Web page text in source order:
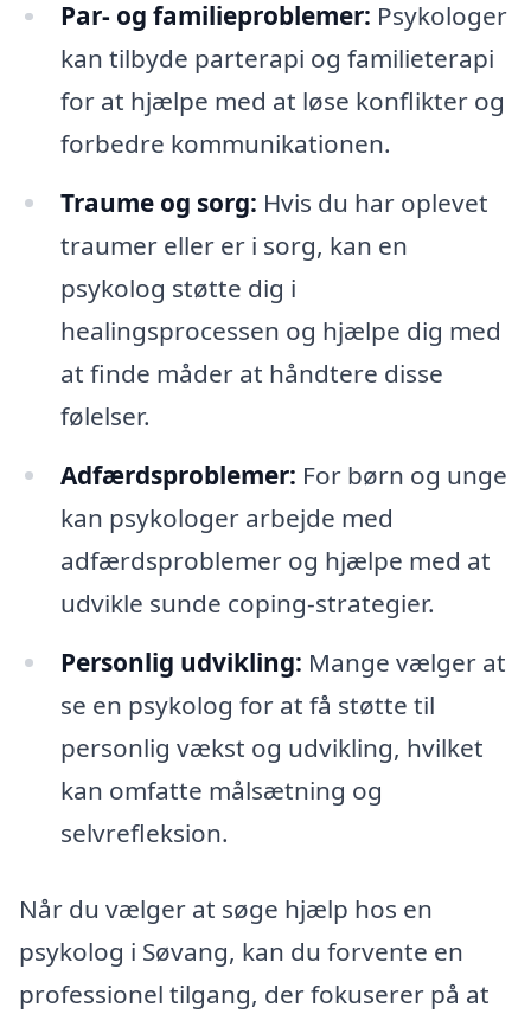
Par- og familieproblemer: Psykologer
kan tilbyde parterapi og familieterapi
for at hjælpe med at løse konflikter og
forbedre kommunikationen.
Traume og sorg: Hvis du har oplevet
traumer eller er i sorg, kan en
psykolog støtte dig i
healingsprocessen og hjælpe dig med
at finde måder at håndtere disse
følelser.
Adfærdsproblemer: For børn og unge
kan psykologer arbejde med
adfærdsproblemer og hjælpe med at
udvikle sunde coping-strategier.
Personlig udvikling: Mange vælger at
se en psykolog for at få støtte til
personlig vækst og udvikling, hvilket
kan omfatte målsætning og
selvrefleksion.
Når du vælger at søge hjælp hos en
psykolog i Søvang, kan du forvente en
professionel tilgang, der fokuserer på at